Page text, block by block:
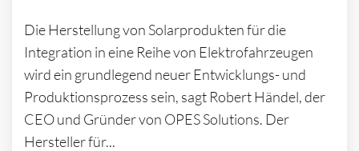
Die Herstellung von Solarprodukten für die
Integration in eine Reihe von Elektrofahrzeugen
wird ein grundlegend neuer Entwicklungs- und
Produktionsprozess sein, sagt Robert Händel, der
CEO und Gründer von OPES Solutions. Der
Hersteller für...